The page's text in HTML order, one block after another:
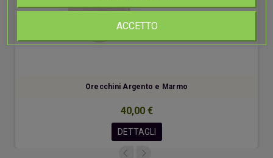
Orecchini Argento e Marmo
40,00 €
DETTAGLI
ACCETTO